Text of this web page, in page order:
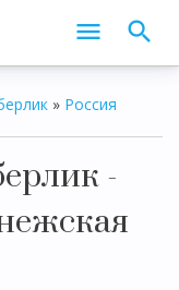
» Россия
-